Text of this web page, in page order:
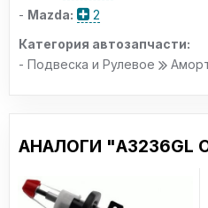
- Mazda:
2
Категория автозапчасти:
- Подвеска и Рулевое
АНАЛОГИ "A3236GL